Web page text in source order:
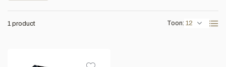
1 product Toon: